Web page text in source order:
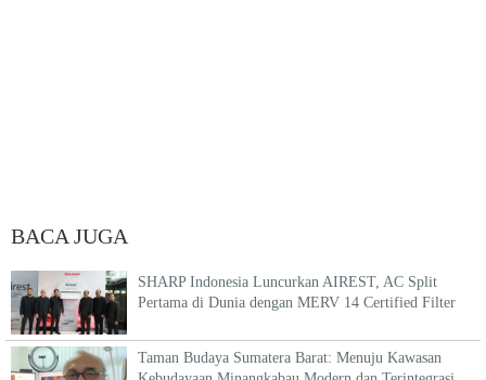
BACA JUGA
SHARP Indonesia Luncurkan AIREST, AC Split
Pertama di Dunia dengan MERV 14 Certified Filter
Taman Budaya Sumatera Barat: Menuju Kawasan